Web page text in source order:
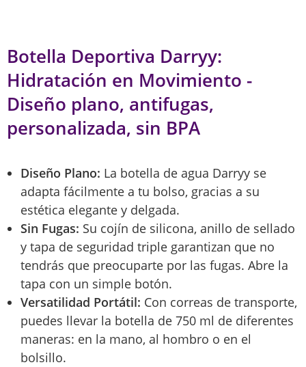
Botella Deportiva Darryy:
Hidratación en Movimiento -
Diseño plano, antifugas,
personalizada, sin BPA
Diseño Plano: La botella de agua Darryy se
adapta fácilmente a tu bolso, gracias a su
estética elegante y delgada.
Sin Fugas: Su cojín de silicona, anillo de sellado
y tapa de seguridad triple garantizan que no
tendrás que preocuparte por las fugas. Abre la
tapa con un simple botón.
Versatilidad Portátil: Con correas de transporte,
puedes llevar la botella de 750 ml de diferentes
maneras: en la mano, al hombro o en el
bolsillo.